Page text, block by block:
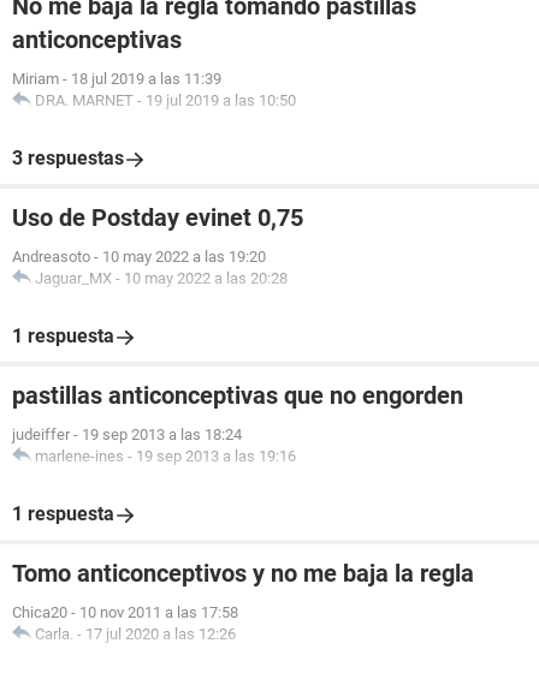
No me baja la regla tomando pastillas
anticonceptivas
Miriam - 18 jul 2019 a las 11:39
DRA. MARNET - 19 jul 2019 a las 10:50
3 respuestas
Uso de Postday evinet 0,75
Andreasoto - 10 may 2022 a las 19:20
Jaguar_MX - 10 may 2022 a las 20:28
1 respuesta
pastillas anticonceptivas que no engorden
judeiffer - 19 sep 2013 a las 18:24
marlene-ines - 19 sep 2013 a las 19:16
1 respuesta
Tomo anticonceptivos y no me baja la regla
Chica20 - 10 nov 2011 a las 17:58
Carla. - 17 jul 2020 a las 12:26